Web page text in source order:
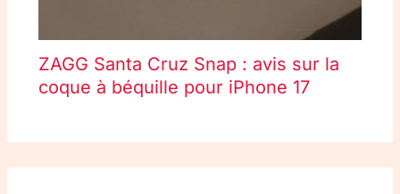
ZAGG Santa Cruz Snap : avis sur la
coque à béquille pour iPhone 17